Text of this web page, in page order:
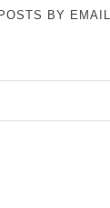
BY EMAIL.